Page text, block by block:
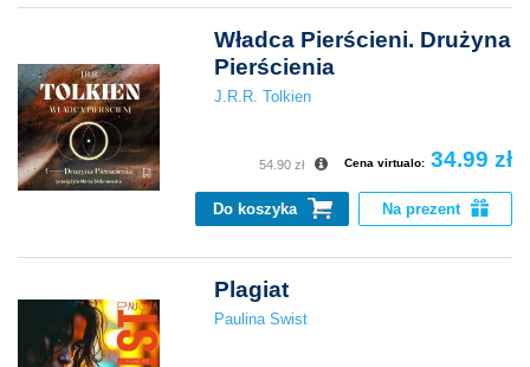
Władca Pierścieni. Drużyna
Pierścienia
J.R.R. Tolkien
Cena virtualo: 34.99 zł
54.90 zł
Do koszyka Na prezent
Plagiat
Paulina Świst